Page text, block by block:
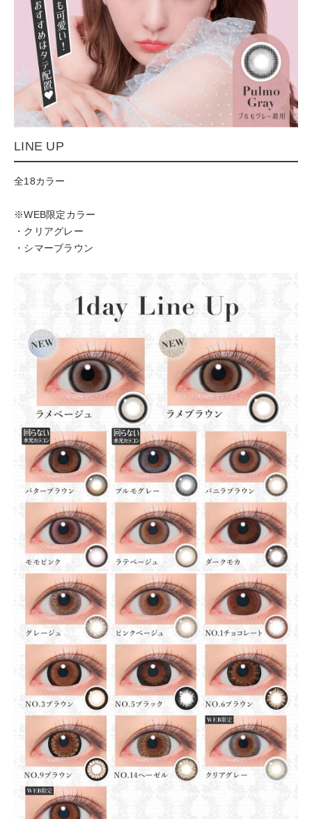
LINE UP
全18カラー
※WEB限定カラー
・クリアグレー
・シマーブラウン